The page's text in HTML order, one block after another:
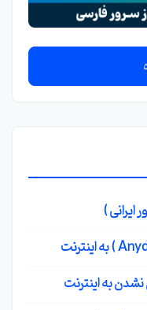
به اینترنت